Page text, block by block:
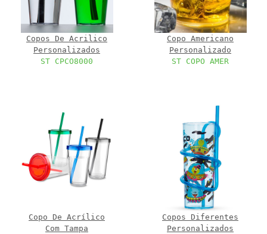
Copos De Acrilico
Personalizados
ST CPCO8000
Copo Americano
Personalizado
ST COPO AMER
Copo De Acrílico
Com Tampa
Copos Diferentes
Personalizados